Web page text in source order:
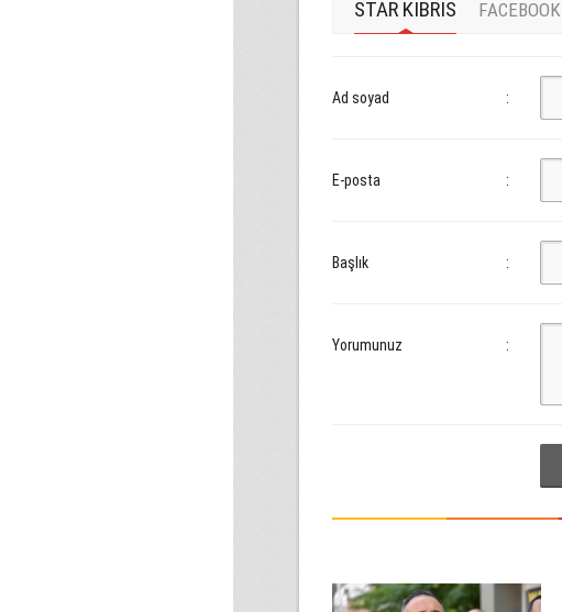
STAR KIBRIS FACEBOOK
Ad soyad :
E-posta :
Başlık :
Yorumunuz :